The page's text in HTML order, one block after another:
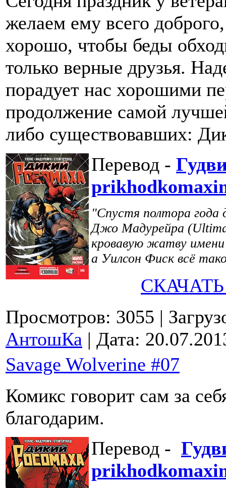
желаем ему всего
хорошо, чтобы беды
только верные друзья.
порадует нас хорошими
продолжение самой
либо существовавших:
Перевод -
"Спустя полтора года
Джо Мадурейра
кровавую жатву
а Уилсон Фиск всё
Просмотров: 3055 |
АнтошКа | Дата:
Savage Wolverine #07
Комикс говорит сам за
благодарим.
Перевод -